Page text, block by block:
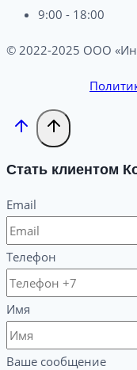
9:00 - 18:00
© 2022-2025 ООО
Стать клиентом
Email
Телефон
Имя
Ваше сообщение